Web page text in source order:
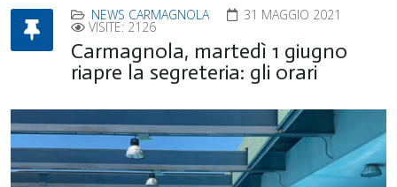
NEWS CARMAGNOLA 31 MAGGIO 2021
VISITE: 2126
Carmagnola, martedì 1 giugno
riapre la segreteria: gli orari